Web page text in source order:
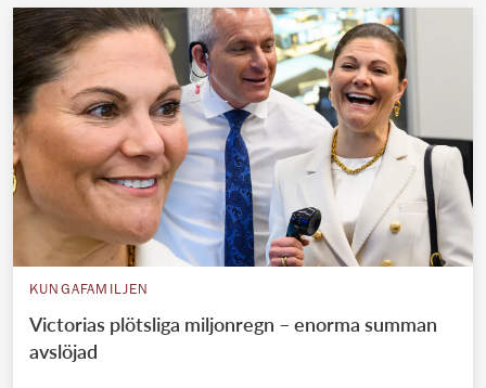
KUNGAFAMILJEN
Victorias plötsliga miljonregn – enorma summan
avslöjad